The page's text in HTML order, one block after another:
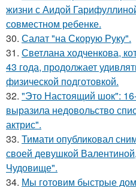
жизни с Аидой
совместном ребенке.
30. Салат "на Скорую Руку".
31. Светлана ходченкова,
43 года, продолжает
физической подготовкой.
32. "Это Настоящий шок":
выразила недовольство
актрис".
33. Тимати опубликовал
своей девушкой
Чудовище".
34. Мы готовим быстрые